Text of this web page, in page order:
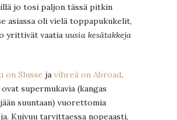
jo tosi paljon tässä pitkin
asiassa oli vielä toppapukukelit,
yrittivät vaatia uusia kesätakkeja
on Slusse ja vihreä on Abroad.
supermukavia (kangas
suuntaan) vuorettomia
Kuivuu tarvittaessa nopeaasti,